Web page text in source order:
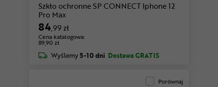
Szkło ochronne SP CONNECT Iphone 12
Pro Max
84,99 zł
Cena katalogowa:
89,90 zł
Wyślemy5-10 dni Dostawa GRATIS
Porównaj